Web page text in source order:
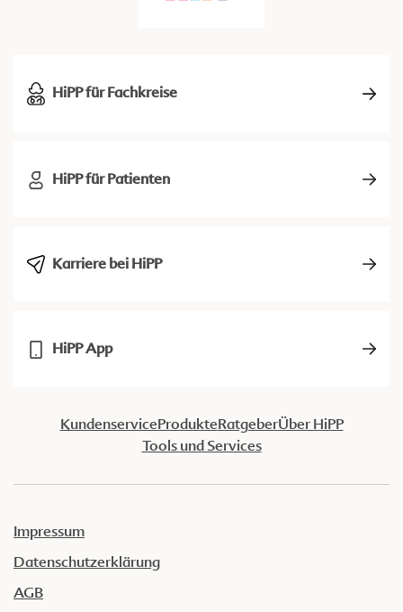
HiPP für Fachkreise
HiPP für Patienten
Karriere bei HiPP
HiPP App
KundenserviceProdukteRatgeberÜber HiPP
Tools und Services
Impressum
Datenschutzerklärung
AGB